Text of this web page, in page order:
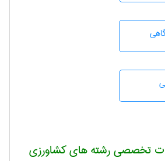
تخصصی رشته های کشاورزی